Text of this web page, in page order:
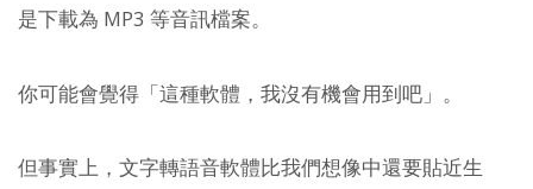
是下載為 MP3 等音訊檔案。
你可能會覺得「這種軟體，我沒有機會用到吧」。
但事實上，文字轉語音軟體比我們想像中還要貼近生